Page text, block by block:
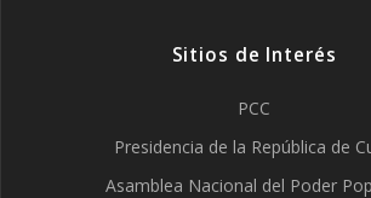
Sitios de Interés
PCC
Presidencia de la República de
Asamblea Nacional del Poder